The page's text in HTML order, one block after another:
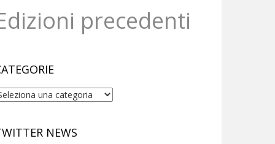
precedenti
NEWS